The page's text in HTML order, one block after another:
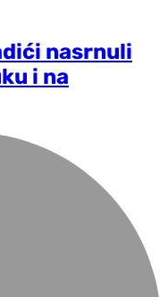
nasrnuli
i na